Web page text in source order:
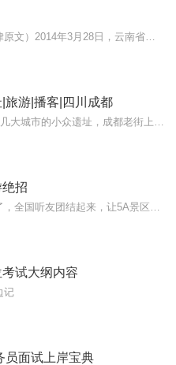
旅游|播客|四川成都
招
试大纲内容
记
员面试上岸宝典